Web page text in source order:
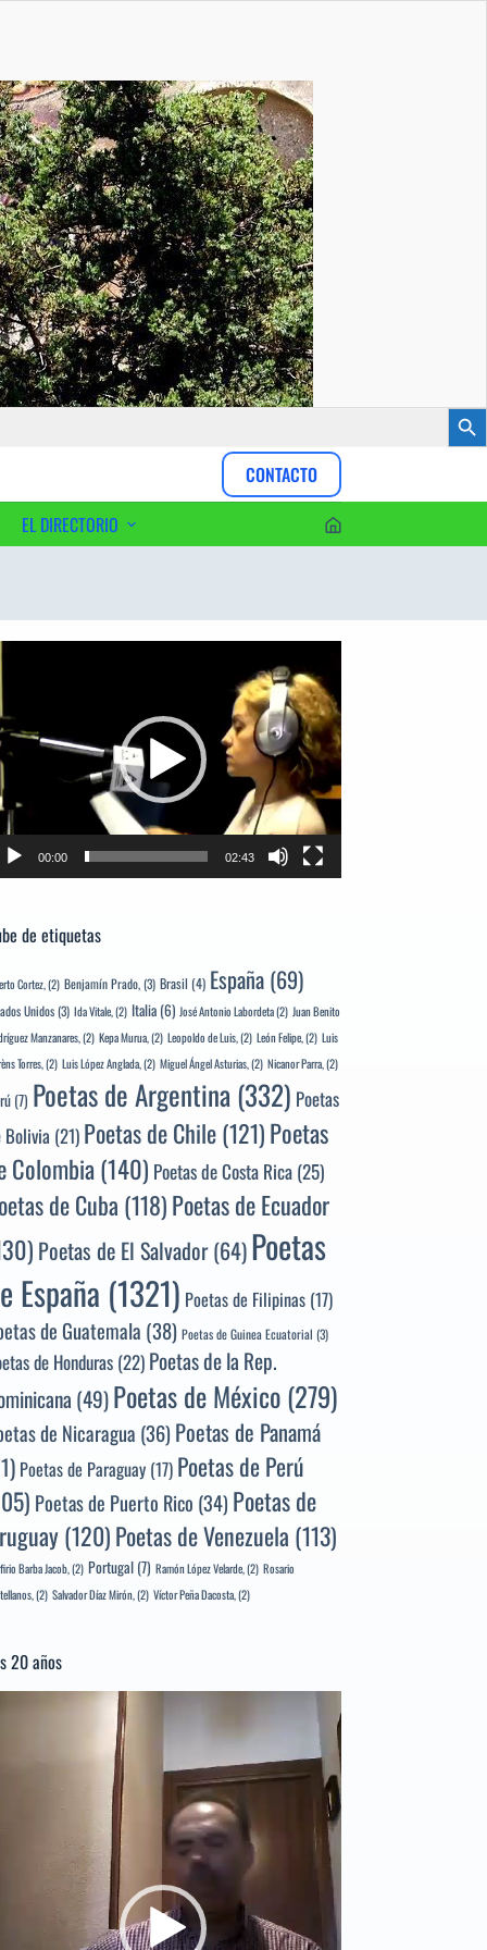
CONTACTO
EL DIRECTORIO
00:00 02:43
de etiquetas
Cortez,(2) Benjamín Prado,(3) Brasil (4) España (69)
Unidos(3) Ida Vitale,(2) Italia (6) José Antonio Labordeta(2) Juan Benito
Manzanares,(2) Kepa Murua,(2) Leopoldo de Luis,(2) León Felipe,(2) Luis
Torres,(2) Luis López Anglada,(2) Miguel Ángel Asturias,(2) Nicanor Parra,(2)
(7) Poetas de Argentina(332) Poetas
Bolivia(21) Poetas de Chile(121)Poetas
Colombia(140) Poetas de Costa Rica(25)
de Cuba (118)Poetas de Ecuador
Poetas de El Salvador(64)Poetas
España (1321) Poetas de Filipinas (17)
de Guatemala (38) Poetas de Guinea Ecuatorial (3)
de Honduras(22) Poetas de la Rep.
(49)Poetas de México(279)
de Nicaragua (36) Poetas de Panamá
Poetas de Paraguay (17) Poetas de Perú
Poetas de Puerto Rico (34) Poetas de
(120)Poetas de Venezuela (113)
Barba Jacob,(2) Portugal (7) Ramón López Velarde,(2) Rosario
(2) Salvador Díaz Mirón,(2) Víctor Peña Dacosta,(2)
20 años